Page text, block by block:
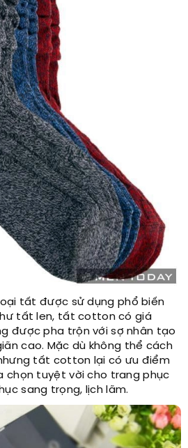
tất được sử dụng phổ biến
tất len, tất cotton có giá
được pha trộn với sợ nhân tạo
cao. Mặc dù không thể cách
tất cotton lại có ưu điểm
chọn tuyệt vời cho trang phục
sang trọng, lịch lãm.